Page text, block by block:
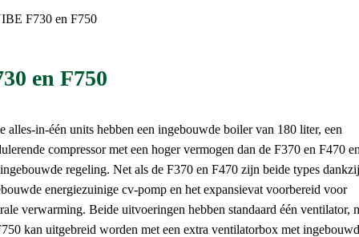
en F750
alles-in-één units hebben een ingebouwde boiler van 180 liter, een
compressor met een hoger vermogen dan de F370 en F470
regeling. Net als de F370 en F470 zijn beide types
energiezuinige cv-pomp en het expansievat voorbereid voor
verwarming. Beide uitvoeringen hebben standaard één ventilator,
kan uitgebreid worden met een extra ventilatorbox met